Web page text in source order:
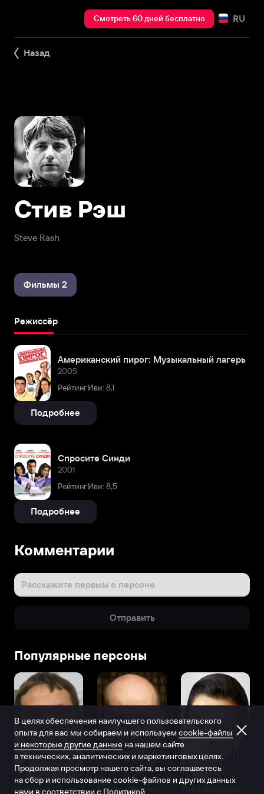
Смотреть 60 дней бесплатно RU
Назад
Steve Rash
Стив Рэш
Фильмы 2
Режиссёр
Американский пирог: Музыкальный лагерь
2005
Рейтинг Иви: 8,1
Подробнее
Спросите Синди
2001
Рейтинг Иви: 8,5
Подробнее
Комментарии
Расскажите первым о персоне
Отправить
Популярные персоны
Виталий Шляппо
В целях обеспечения наилучшего пользовательского
опыта для вас мы собираем и используем cookie-файлы
и некоторые другие данные на нашем сайте
в технических, аналитических и маркетинговых целях.
Продолжая просмотр нашего сайта, вы соглашаетесь
на сбор и использование cookie-файлов и других данных
нами в соответствии с Политикой